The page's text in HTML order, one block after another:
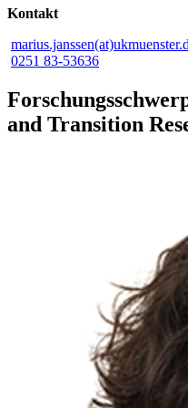
Kontakt
0251 83-53636
and Transition